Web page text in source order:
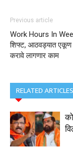
Previous article
Work Hours In
शिफ्ट, आठवड्यात
करावे लागणार काम
RELATED ARTICLES